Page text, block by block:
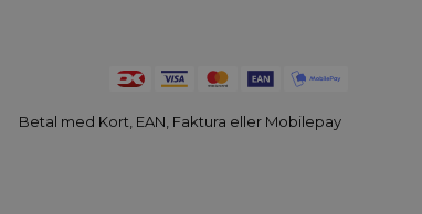
Betal med Kort, EAN, Faktura eller Mobilepay